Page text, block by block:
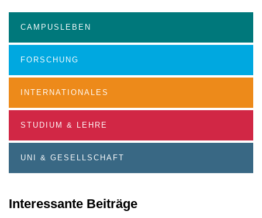
CAMPUSLEBEN
FORSCHUNG
INTERNATIONALES
STUDIUM & LEHRE
UNI & GESELLSCHAFT
Interessante Beiträge